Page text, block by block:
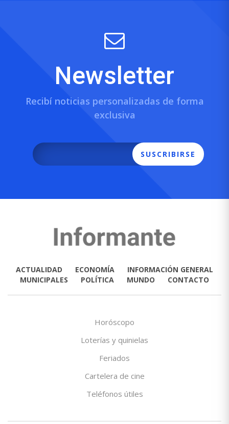
Newsletter
Recibí noticias personalizadas de forma
exclusiva
SUSCRIBIRSE
ACTUALIDAD ECONOMÍA
INFORMACIÓN GENERAL
MUNICIPALES
POLÍTICA MUNDO CONTACTO
Horóscopo
Loterías y quinielas
Feriados
Cartelera de cine
Teléfonos útiles